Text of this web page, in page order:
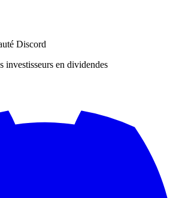
Discord
investisseurs en dividendes